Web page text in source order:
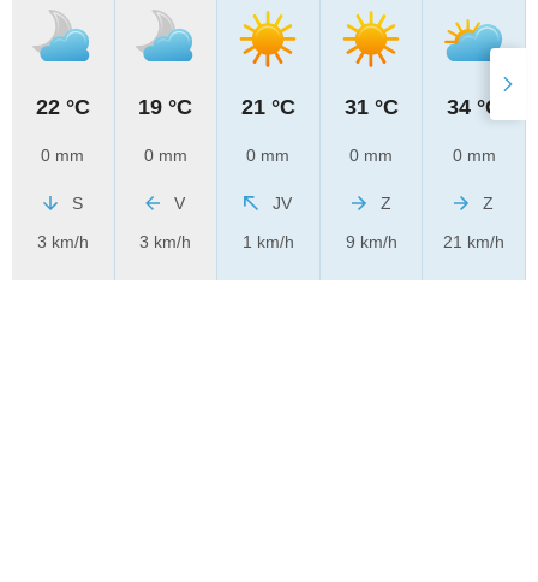
22 °C
0 mm
S
3 km/h
19 °C
0 mm
V
3 km/h
21 °C
0 mm
JV
1 km/h
31 °C
0 mm
Z
9 km/h
34 °C
0 mm
Z
21 km/h